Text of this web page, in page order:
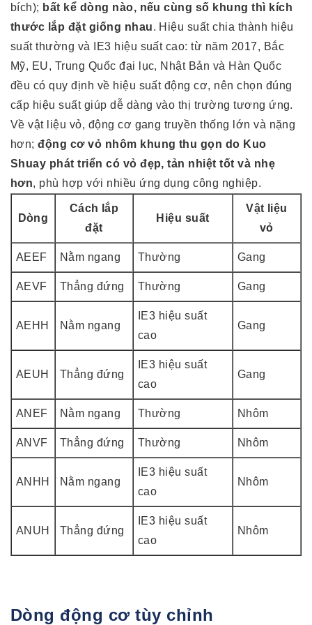
bích); bất kể dòng nào, nếu cùng số khung thì kích
thước lắp đặt giống nhau. Hiệu suất chia thành hiệu
suất thường và IE3 hiệu suất cao: từ năm 2017, Bắc
Mỹ, EU, Trung Quốc đại lục, Nhật Bản và Hàn Quốc
đều có quy định về hiệu suất động cơ, nên chọn đúng
cấp hiệu suất giúp dễ dàng vào thị trường tương ứng.
Về vật liệu vỏ, động cơ gang truyền thống lớn và nặng
hơn;động cơ vỏ nhôm khung thu gọn do Kuo
Shuay phát triển có vỏ đẹp, tản nhiệt tốt và nhẹ
hơn, phù hợp với nhiều ứng dụng công nghiệp.
Dòng
Cách lắp
đặt
Hiệu suất
Vật liệu
vỏ
AEEF Nằm ngang Thường Gang
AEVF Thẳng đứng Thường Gang
AEHH Nằm ngang
IE3 hiệu suất
cao
Gang
AEUH Thẳng đứng
IE3 hiệu suất
cao
Gang
ANEF Nằm ngang Thường Nhôm
ANVF Thẳng đứng Thường Nhôm
ANHH Nằm ngang
IE3 hiệu suất
cao
Nhôm
ANUH Thẳng đứng
IE3 hiệu suất
cao
Nhôm
Dòng động cơ tùy chỉnh